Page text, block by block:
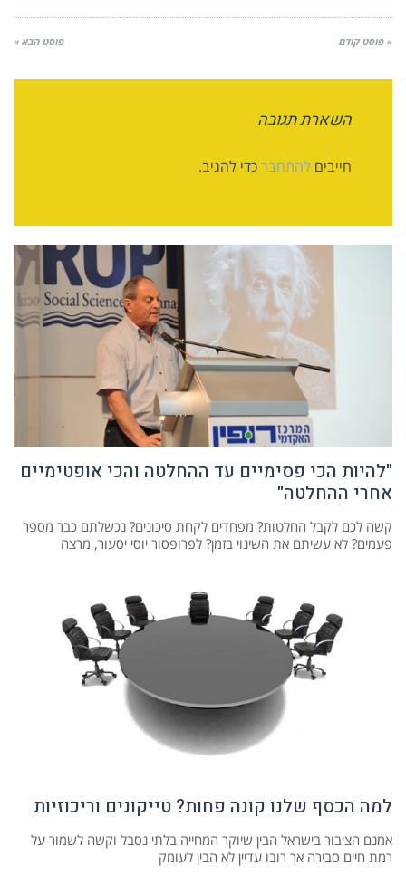
« פוסט קודם פוסט הבא »
השארת תגובה
חייבים להתחברכדי להגיב.
"להיות הכי פסימיים עד ההחלטה והכי אופטימיים
אחרי ההחלטה"
קשה לכם לקבל החלטות? מפחדים לקחת סיכונים? נכשלתם כבר מספר
פעמים? לא עשיתם את השינוי בזמן? לפרופסור יוסי יסעור, מרצה
למה הכסף שלנו קונה פחות? טייקונים וריכוזיות
אמנם הציבור בישראל הבין שיוקר המחייה בלתי נסבל וקשה לשמור על
רמת חיים סבירה אך רובו עדיין לא הבין לעומק